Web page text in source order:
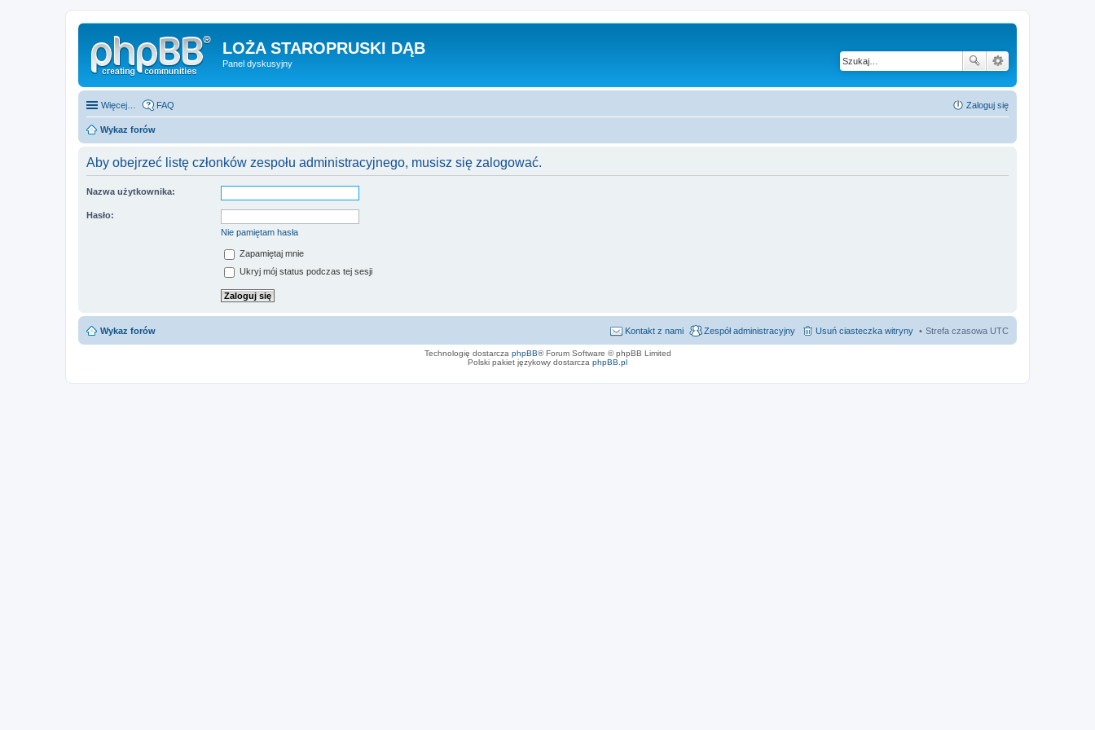
LOŻA STAROPRUSKI DĄB
Panel dyskusyjny
Więcej… FAQ Zaloguj się
Wykaz forów
Aby obejrzeć listę członków zespołu administracyjnego, musisz się zalogować.
Nazwa użytkownika:
Hasło:
Nie pamiętam hasła
Zapamiętaj mnie
Ukryj mój status podczas tej sesji
Wykaz forów Strefa czasowa UTC
Usuń ciasteczka witryny
Zespół administracyjny
Kontakt z nami
Technologię dostarcza phpBB® Forum Software © phpBB Limited
Polski pakiet językowy dostarcza phpBB.pl